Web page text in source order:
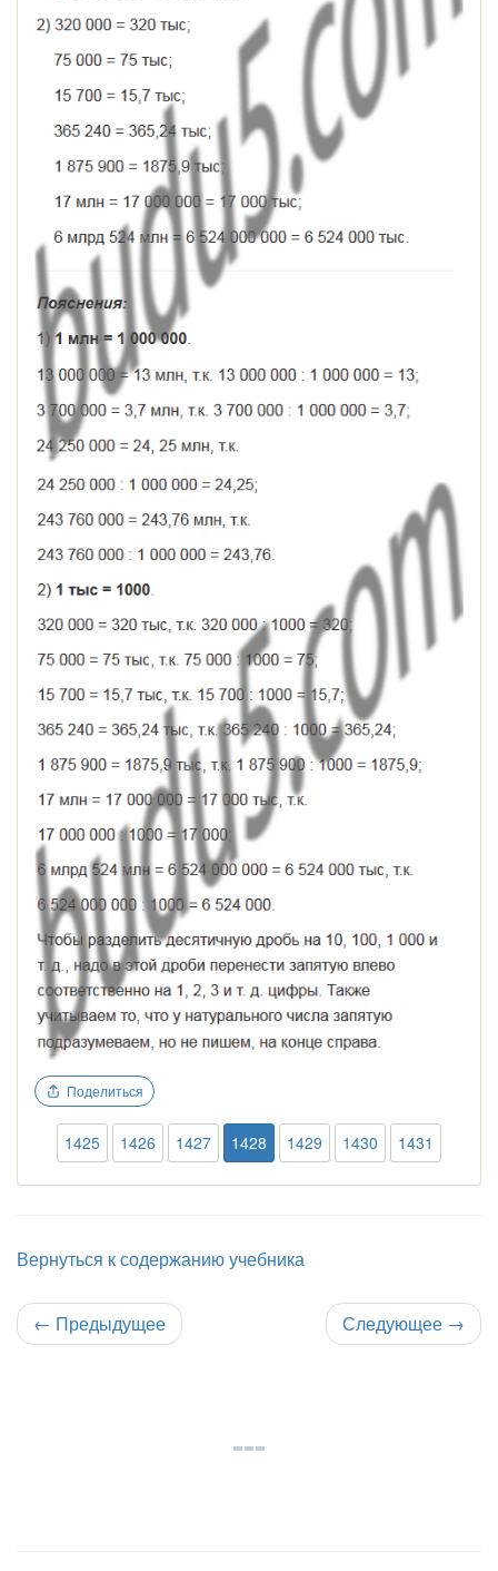
Поделиться
1425 1426 1427 1428 1429 1430 1431
Вернуться к содержанию учебника
← Предыдущее Следующее →